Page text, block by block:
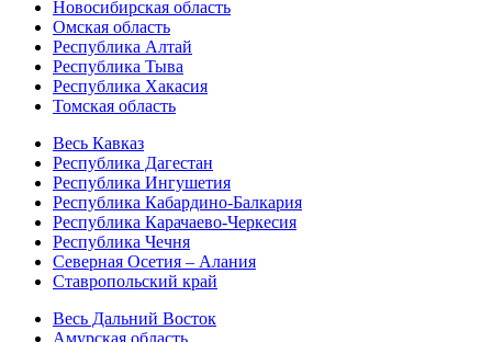
Новосибирская область
Омская область
Республика Алтай
Республика Тыва
Республика Хакасия
Томская область
Весь Кавказ
Республика Дагестан
Республика Ингушетия
Республика Кабардино-Балкария
Республика Карачаево-Черкесия
Республика Чечня
Северная Осетия – Алания
Ставропольский край
Весь Дальний Восток
Амурская область